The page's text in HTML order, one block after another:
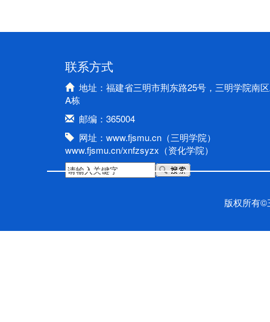
联系方式
地址：福建省三明市荆东路25号，三明学院南
A栋
邮编：365004
网址：www.fjsmu.cn（三明学院）
www.fjsmu.cn/xnfzsyzx（资化学院）
版权所有©